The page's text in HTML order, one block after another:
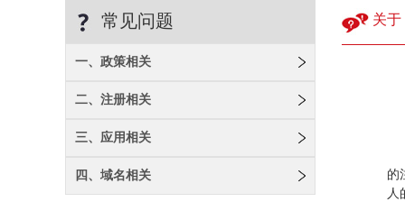
常见问题
一、政策相关
二、注册相关
三、应用相关
四、域名相关
关于
的
人